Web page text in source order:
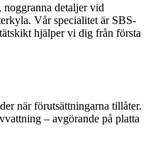
detaljer vid
Vår specialitet är SBS-
hjälper vi dig från första
när förutsättningarna tillåter.
– avgörande på platta